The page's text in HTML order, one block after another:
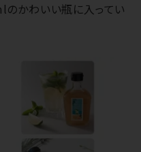
のかわいい瓶に入ってい